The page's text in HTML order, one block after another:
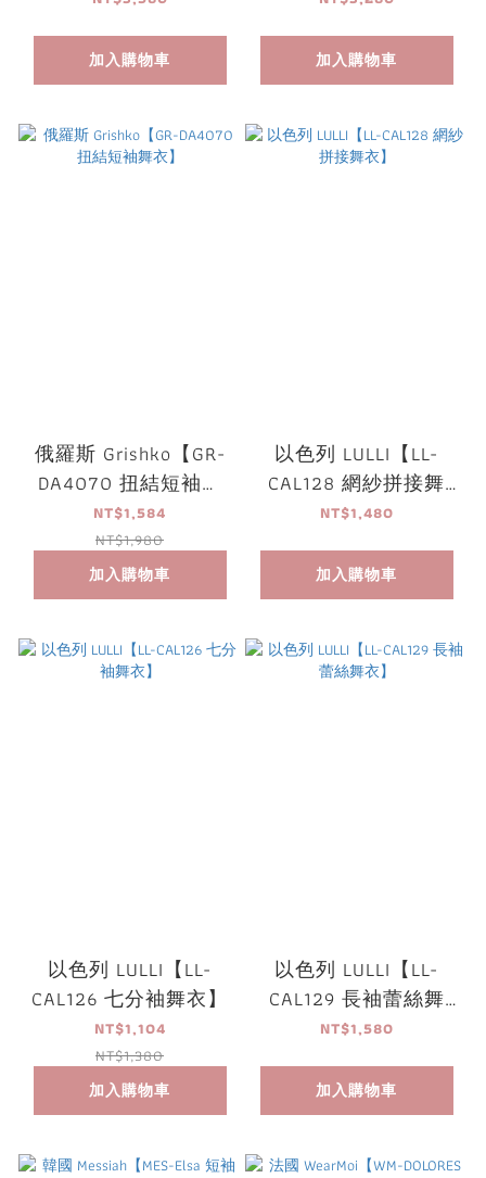
加入購物車 加入購物車
俄羅斯 Grishko【GR-
DA4070 扭結短袖舞
衣】
NT$1,584
NT$1,980
加入購物車
以色列 LULLI【LL-
CAL128 網紗拼接舞
衣】
NT$1,480
加入購物車
以色列 LULLI【LL-
CAL126 七分袖舞衣】
NT$1,104
NT$1,380
加入購物車
以色列 LULLI【LL-
CAL129 長袖蕾絲舞
衣】
NT$1,580
加入購物車